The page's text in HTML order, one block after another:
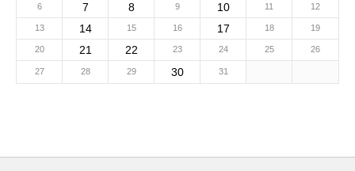
6 7 8 9 10 11 12
13 14 15 16 17 18 19
20 21 22 23 24 25 26
27 28 29 30 31